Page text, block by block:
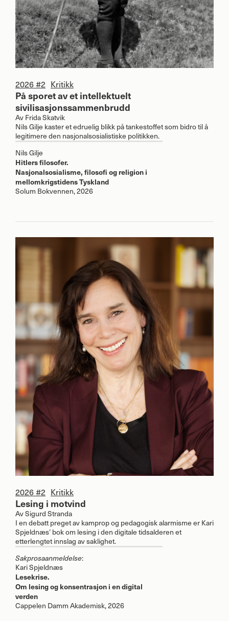
2026 #2 Kritikk
På sporet av et intellektuelt
sivilisasjonssammenbrudd
AvFrida Skatvik
Nils Gilje kaster et edruelig blikk på tankestoffet som bidro til å
legitimere den nasjonalsosialistiske politikken.
Nils Gilje
Hitlers filosofer.
Nasjonalsosialisme, filosofi og religion i
mellomkrigstidens Tyskland
Solum Bokvennen, 2026
2026 #2 Kritikk
Lesing i motvind
AvSigurd Stranda
I en debatt preget av kamprop og pedagogisk alarmisme er Kari
Spjeldnæs’ bok om lesing i den digitale tidsalderen et
etterlengtet innslag av saklighet.
Sakprosaanmeldelse:
Kari Spjeldnæs
Lesekrise.
Om lesing og konsentrasjon i en digital
verden
Cappelen Damm Akademisk, 2026